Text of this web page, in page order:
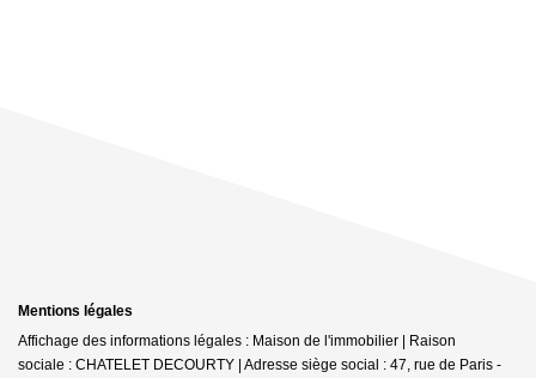
Mentions légales
Affichage des informations légales : Maison de l'immobilier | Raison
sociale : CHATELET DECOURTY | Adresse siège social : 47, rue de Paris -